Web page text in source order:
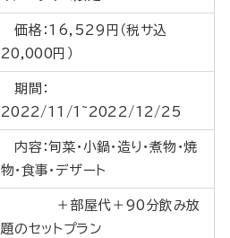
価格：16,529円（税サ込
20,000円）
期間：
2022/11/1~2022/12/25
内容：旬菜・小鍋・造り・煮物・焼
物・食事・デザート
＋部屋代＋90分飲み放
題のセットプラン